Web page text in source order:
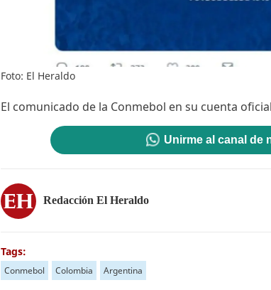
Foto: El Heraldo
El comunicado de la Conmebol en su cuenta
Unirme al canal de
Redacción El Heraldo
Tags:
Conmebol Colombia Argentina